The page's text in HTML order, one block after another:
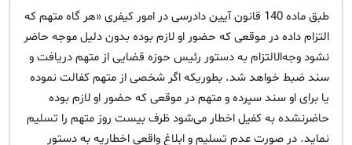
طبق ماده 140 قانون آيين دادرسی در امور كيفری «هر گاه متهم که
التزام داده در موقعی که حضور او لازم بوده بدون دلیل موجه حاضر
نشود وجه‌الالتزام به دستور رئیس حوزه‌ قضایی از متهم دریافت و
سند ضبط خواهد شد. بطوریکه اگر شخصی از متهم کفالت نموده
یا برای او سند سپرده و متهم در موقعی که حضور او لازم بوده
حاضر‌نشده به کفیل اخطار می‌شود ظرف بیست روز متهم را تسلیم
نماید. در صورت عدم تسلیم و ابلاغ واقعی اخطاریه به دستور